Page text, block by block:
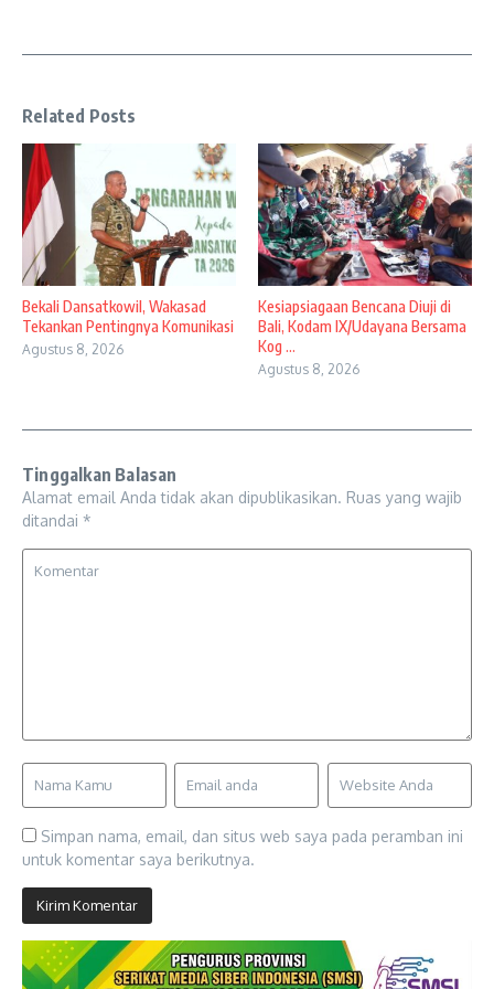
Related Posts
Bekali Dansatkowil, Wakasad
Tekankan Pentingnya Komunikasi
Agustus 8, 2026
Kesiapsiagaan Bencana Diuji di
Bali, Kodam IX/Udayana Bersama
Kog ...
Agustus 8, 2026
Tinggalkan Balasan
Alamat email Anda tidak akan dipublikasikan. Ruas yang wajib
ditandai *
Simpan nama, email, dan situs web saya pada peramban ini
untuk komentar saya berikutnya.